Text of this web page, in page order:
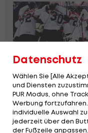
Datenschutz
Wählen Sie [Alle
und Diensten
PUR Modus, ohne
Werbung
individuelle Auswahl
jederzeit über den
der Fußzeile anpassen.